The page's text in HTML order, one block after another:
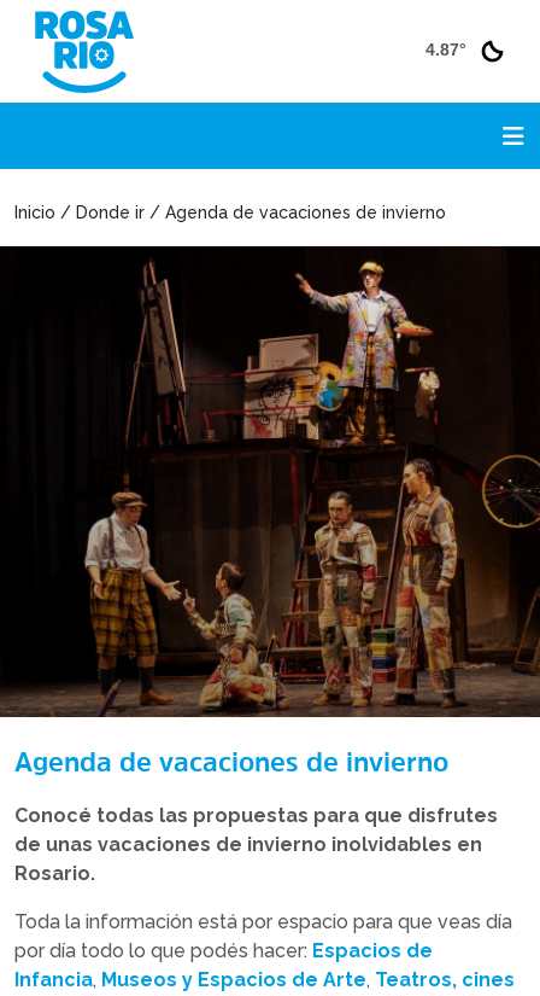
4.87°
Inicio / Donde ir / Agenda de vacaciones de invierno
Agenda de vacaciones de invierno
Conocé todas las propuestas para que disfrutes
de unas vacaciones de invierno inolvidables en
Rosario.
Toda la información está por espacio para que veas día
por día todo lo que podés hacer: Espacios de
Infancia, Museos y Espacios de Arte, Teatros, cines